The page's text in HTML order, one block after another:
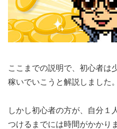
ここまでの説明で、初心者は
稼いでいこうと解説しました。
しかし初心者の方が、自分１
つけるまでには時間がかかり